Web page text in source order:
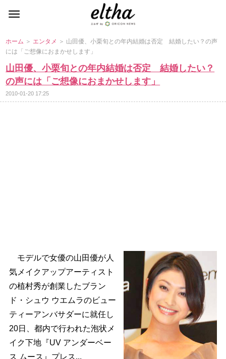
ホーム ＞ エンタメ ＞ 山田優、小栗旬との年内結婚は否定 結婚したい？の声
には「ご想像におまかせします」
山田優、小栗旬との年内結婚は否定 結婚したい？
の声には「ご想像におまかせします」
2010-01-20 17:25
モデルで女優の山田優が人
気メイクアップアーティスト
の植村秀が創業したブラン
ド・シュウ ウエムラのビュー
ティーアンバサダーに就任し
20日、都内で行われた泡状メ
イク下地『UV アンダーベー
ス ムース』プレス...